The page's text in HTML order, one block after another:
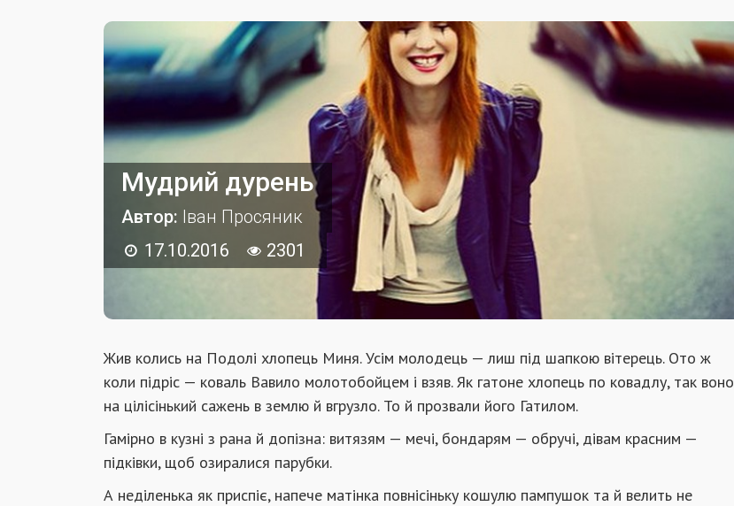
Мудрий дурень
Автор: Іван Просяник
17.10.2016
2301
Жив колись на Подолі хлопець Миня. Усім молодець — лиш під шапкою вітерець. Ото ж
коли підріс — коваль Вавило молотобойцем і взяв. Як гатоне хлопець по ковадлу, так воно
на цілісінький сажень в землю й вгрузло. То й прозвали його Гатилом.
Гамірно в кузні з рана й допізна: витязям — мечі, бондарям — обручі, дівам красним —
підківки, щоб озиралися парубки.
А неділенька як приспіє, напече матінка повнісіньку кошулю пампушок та й велить не